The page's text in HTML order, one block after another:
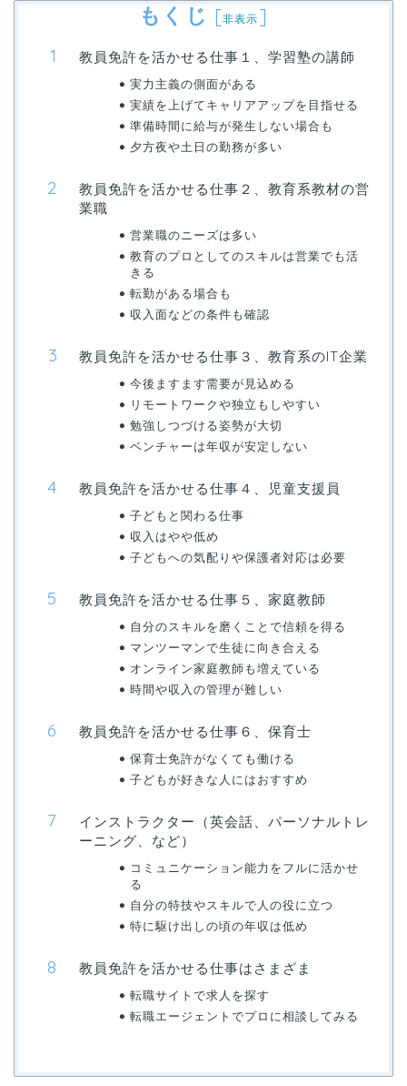
もくじ [非表示 ]
教員免許を活かせる仕事１、学習塾の講師
実力主義の側面がある
実績を上げてキャリアアップを目指せる
準備時間に給与が発生しない場合も
夕方夜や土日の勤務が多い
教員免許を活かせる仕事２、教育系教材の営
業職
営業職のニーズは多い
教育のプロとしてのスキルは営業でも活
きる
転勤がある場合も
収入面などの条件も確認
教員免許を活かせる仕事３、教育系のIT企業
今後ますます需要が見込める
リモートワークや独立もしやすい
勉強しつづける姿勢が大切
ベンチャーは年収が安定しない
教員免許を活かせる仕事４、児童支援員
子どもと関わる仕事
収入はやや低め
子どもへの気配りや保護者対応は必要
教員免許を活かせる仕事５、家庭教師
自分のスキルを磨くことで信頼を得る
マンツーマンで生徒に向き合える
オンライン家庭教師も増えている
時間や収入の管理が難しい
教員免許を活かせる仕事６、保育士
保育士免許がなくても働ける
子どもが好きな人にはおすすめ
インストラクター（英会話、パーソナルトレ
ーニング、など）
コミュニケーション能力をフルに活かせ
る
自分の特技やスキルで人の役に立つ
特に駆け出しの頃の年収は低め
教員免許を活かせる仕事はさまざま
転職サイトで求人を探す
転職エージェントでプロに相談してみる